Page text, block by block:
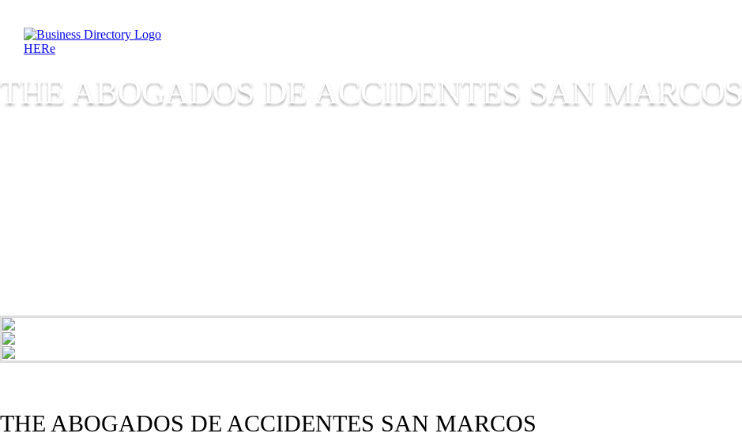
THE ABOGADOS DE ACCIDENTES SAN MARCOS
THE ABOGADOS DE ACCIDENTES SAN MARCOS